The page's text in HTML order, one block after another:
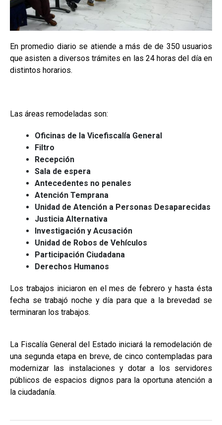
En promedio diario se atiende a más de de 350 usuarios
que asisten a diversos trámites en las 24 horas del día en
distintos horarios.
Las áreas remodeladas son:
Oficinas de la Vicefiscalía General
Filtro
Recepción
Sala de espera
Antecedentes no penales
Atención Temprana
Unidad de Atención a Personas Desaparecidas
Justicia Alternativa
Investigación y Acusación
Unidad de Robos de Vehículos
Participación Ciudadana
Derechos Humanos
Los trabajos iniciaron en el mes de febrero y hasta ésta
fecha se trabajó noche y día para que a la brevedad se
terminaran los trabajos.
La Fiscalía General del Estado iniciará la remodelación de
una segunda etapa en breve, de cinco contempladas para
modernizar las instalaciones y dotar a los servidores
públicos de espacios dignos para la oportuna atención a
la ciudadanía.